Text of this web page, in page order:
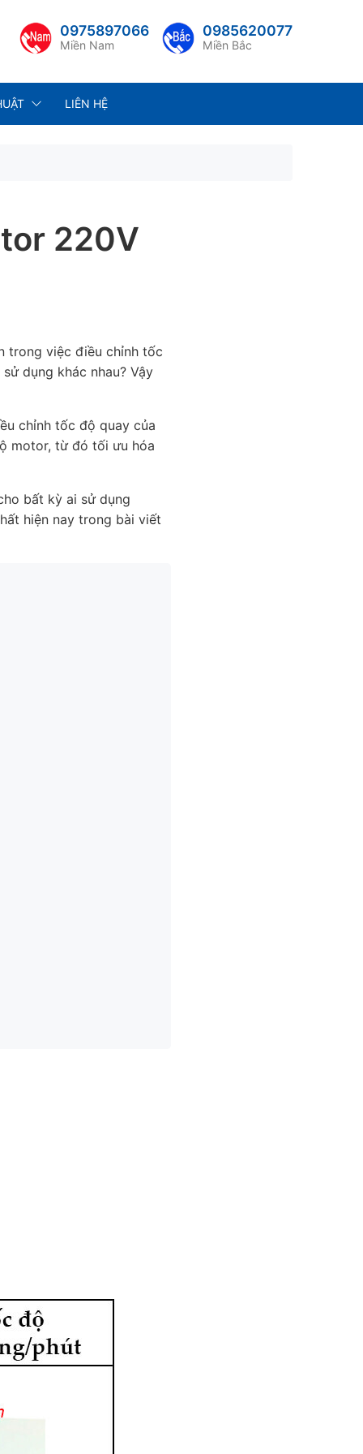
0975897066
Miền Nam
0985620077
Miền Bắc
LIÊN HỆ
220V
trong việc điều chỉnh tốc
dụng khác nhau? Vậy
chỉnh tốc độ quay của
motor, từ đó tối ưu hóa
bất kỳ ai sử dụng
hiện nay trong bài viết